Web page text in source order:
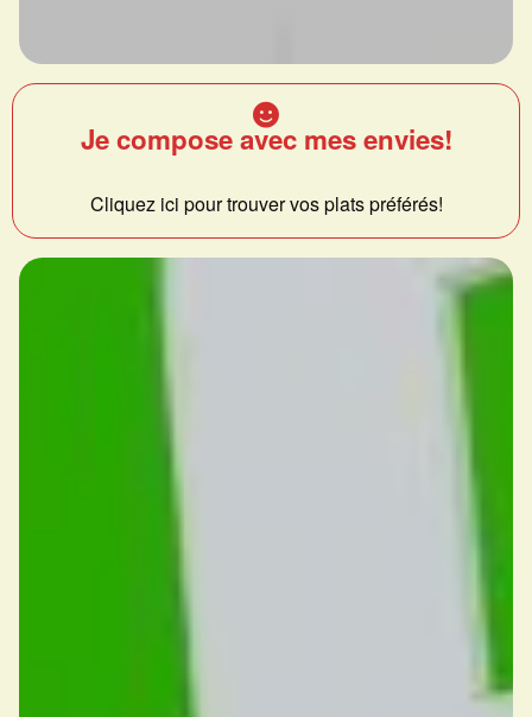
Je compose avec mes envies!
Cliquez ici pour trouver vos plats préférés!